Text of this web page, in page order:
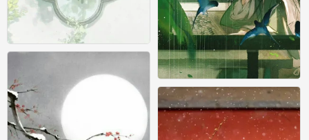
古风
0